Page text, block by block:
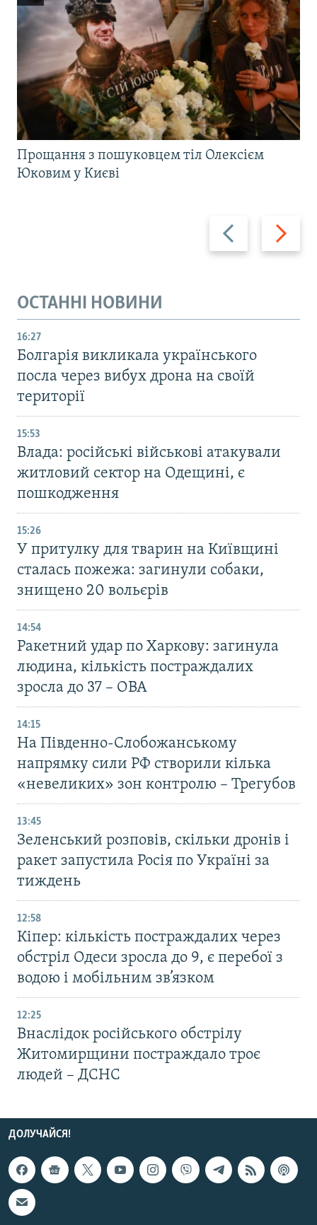
Назад Вперед
Прощання з пошуковцем тіл Олексієм
Юковим у Києві
ОСТАННІ НОВИНИ
16:27
Болгарія викликала українського
посла через вибух дрона на своїй
території
15:53
Влада: російські військові атакували
житловий сектор на Одещині, є
пошкодження
15:26
У притулку для тварин на Київщині
сталась пожежа: загинули собаки,
знищено 20 вольєрів
14:54
Ракетний удар по Харкову: загинула
людина, кількість постраждалих
зросла до 37 – ОВА
14:15
На Південно-Слобожанському
напрямку сили РФ створили кілька
«невеликих» зон контролю – Трегубов
13:45
Зеленський розповів, скільки дронів і
ракет запустила Росія по Україні за
тиждень
12:58
Кіпер: кількість постраждалих через
обстріл Одеси зросла до 9, є перебої з
водою і мобільним зв’язком
12:25
Внаслідок російського обстрілу
Житомирщини постраждало троє
людей – ДСНС
ДОЛУЧАЙСЯ!